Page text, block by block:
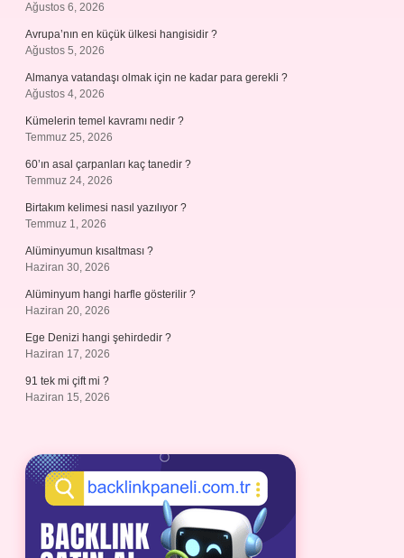
Ağustos 6, 2026
Avrupa’nın en küçük ülkesi hangisidir ?
Ağustos 5, 2026
Almanya vatandaşı olmak için ne kadar para gerekli ?
Ağustos 4, 2026
Kümelerin temel kavramı nedir ?
Temmuz 25, 2026
60’ın asal çarpanları kaç tanedir ?
Temmuz 24, 2026
Birtakım kelimesi nasıl yazılıyor ?
Temmuz 1, 2026
Alüminyumun kısaltması ?
Haziran 30, 2026
Alüminyum hangi harfle gösterilir ?
Haziran 20, 2026
Ege Denizi hangi şehirdedir ?
Haziran 17, 2026
91 tek mi çift mi ?
Haziran 15, 2026